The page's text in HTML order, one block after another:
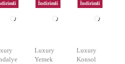
İndirimli
Luxury
Yemek
İndirimli
Luxury
Konsol